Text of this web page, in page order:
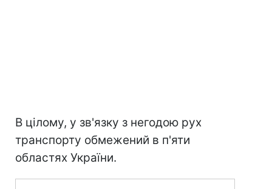
В цілому, у зв'язку з негодою рух
транспорту обмежений в п'яти
областях України.